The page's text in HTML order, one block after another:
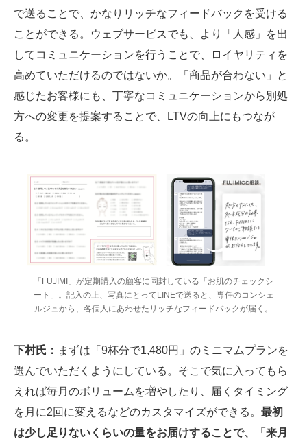
で送ることで、かなりリッチなフィードバックを受ける
ことができる。ウェブサービスでも、より「人感」を出
してコミュニケーションを行うことで、ロイヤリティを
高めていただけるのではないか。「商品が合わない」と
感じたお客様にも、丁寧なコミュニケーションから別処
方への変更を提案することで、LTVの向上にもつなが
る。
「FUJIMI」が定期購入の顧客に同封している「お肌のチェックシ
ート」。記入の上、写真にとってLINEで送ると、専任のコンシェ
ルジュから、各個人にあわせたリッチなフィードバックが届く。
下村氏： まずは「9杯分で1,480円」のミニマムプランを
選んでいただくようにしている。そこで気に入ってもら
えれば毎月のボリュームを増やしたり、届くタイミング
を月に2回に変えるなどのカスタマイズができる。 最初
は少し足りないくらいの量をお届けすることで、「来月